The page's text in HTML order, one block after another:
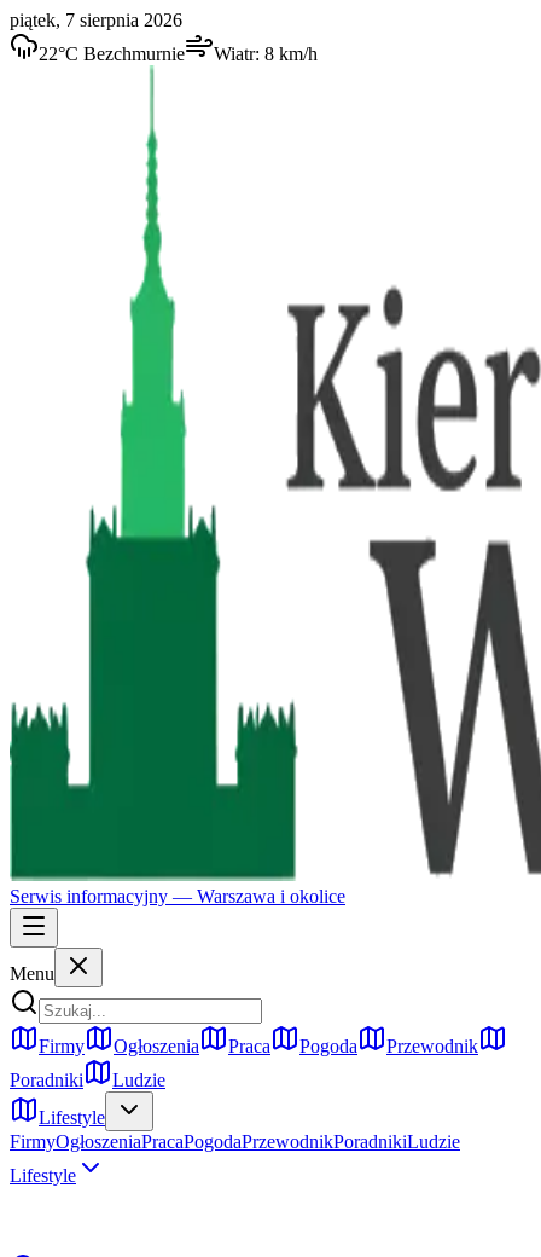
piątek, 7 sierpnia 2026
22°C Bezchmurnie Wiatr: 8 km/h
Serwis informacyjny — Warszawa i okolice
Menu
Firmy Ogłoszenia Praca Pogoda
Przewodnik
Poradniki
Ludzie
Lifestyle
FirmyOgłoszeniaPracaPogodaPrzewodnikPoradnikiLudzie
Lifestyle